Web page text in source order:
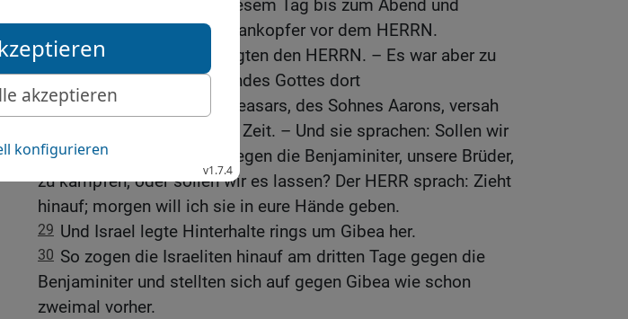
HERRN und fasteten an diesem Tag bis zum Abend und
opferten Brandopfer und Dankopfer vor dem HERRN.
27 Und die Israeliten befragten den HERRN. – Es war aber zu
jener Zeit die Lade des Bundes Gottes dort
28 und Pinhas, der Sohn Eleasars, des Sohnes Aarons, versah
den Dienst vor ihm in jener Zeit. – Und sie sprachen: Sollen wir
abermals ausziehen, um gegen die Benjaminiter, unsere Brüder,
zu kämpfen, oder sollen wir es lassen? Der HERR sprach: Zieht
hinauf; morgen will ich sie in eure Hände geben.
29 Und Israel legte Hinterhalte rings um Gibea her.
30 So zogen die Israeliten hinauf am dritten Tage gegen die
Benjaminiter und stellten sich auf gegen Gibea wie schon
zweimal vorher.